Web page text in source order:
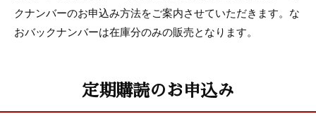
クナンバーのお申込み方法をご案内させていただきます。な
おバックナンバーは在庫分のみの販売となります。
定期購読のお申込み